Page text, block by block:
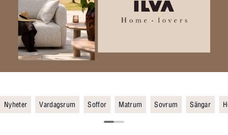
Nyheter Vardagsrum Soffor Matrum Sovrum Sängar